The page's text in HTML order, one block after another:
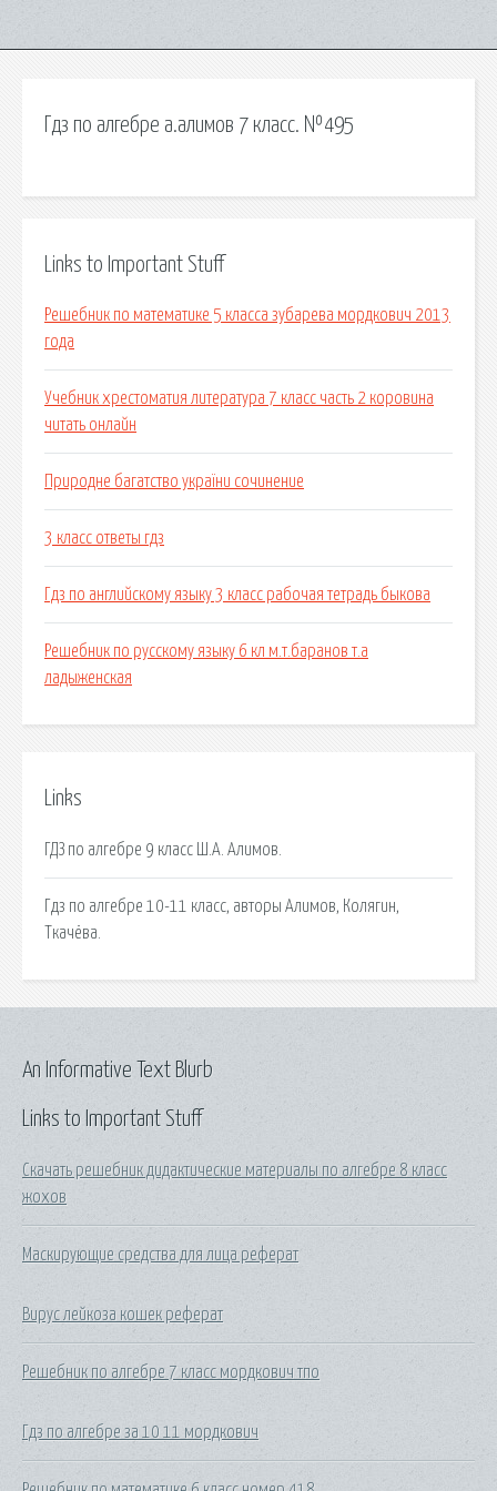
Гдз по алгебре а.алимов 7 класс. №495
Links to Important Stuff
Решебник по математике 5 класса зубарева мордкович 2013
года
Учебник хрестоматия литература 7 класс часть 2 коровина
читать онлайн
Природне багатство україни сочинение
3 класс ответы гдз
Гдз по английскому языку 3 класс рабочая тетрадь быкова
Решебник по русскому языку 6 кл м.т.баранов т.а
ладыженская
Links
ГДЗ по алгебре 9 класс Ш.А. Алимов.
Гдз по алгебре 10-11 класс, авторы Алимов, Колягин,
Ткачёва.
Links to Important Stuff
Скачать решебник дидактические материалы по алгебре 8 класс
жохов
Маскирующие средства для лица реферат
Вирус лейкоза кошек реферат
Решебник по алгебре 7 класс мордкович тпо
Гдз по алгебре за 10 11 мордкович
An Informative Text Blurb